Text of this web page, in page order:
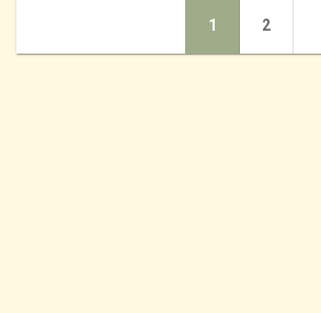
navigation
Page
1 Page
2